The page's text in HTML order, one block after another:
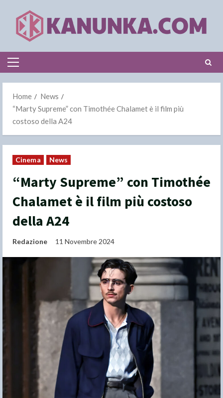
content
Primary
Home
News
“Marty Supreme” con Timothée Chalamet è il film più
costoso della A24
Cinema News
“Marty Supreme” con Timothée
Chalamet è il film più costoso
della A24
Redazione 11 Novembre 2024